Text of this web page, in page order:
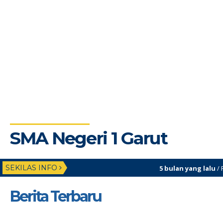
SMA Negeri 1 Garut
SEKILAS INFO
/ Penilaian Sumatif
Berita Terbaru